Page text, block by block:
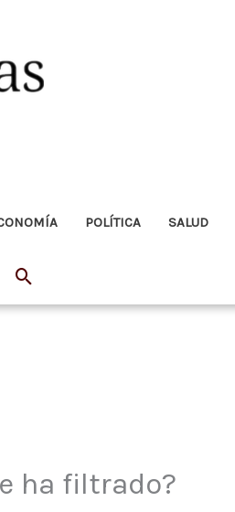
POLÍTICA SALUD
Buscar
ha filtrado?